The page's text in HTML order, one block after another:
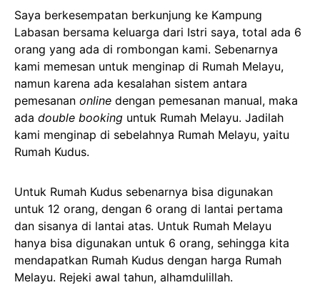
Saya berkesempatan berkunjung ke Kampung
Labasan bersama keluarga dari Istri saya, total ada 6
orang yang ada di rombongan kami. Sebenarnya
kami memesan untuk menginap di Rumah Melayu,
namun karena ada kesalahan sistem antara
pemesanan online dengan pemesanan manual, maka
ada double booking untuk Rumah Melayu. Jadilah
kami menginap di sebelahnya Rumah Melayu, yaitu
Rumah Kudus.
Untuk Rumah Kudus sebenarnya bisa digunakan
untuk 12 orang, dengan 6 orang di lantai pertama
dan sisanya di lantai atas. Untuk Rumah Melayu
hanya bisa digunakan untuk 6 orang, sehingga kita
mendapatkan Rumah Kudus dengan harga Rumah
Melayu. Rejeki awal tahun, alhamdulillah.